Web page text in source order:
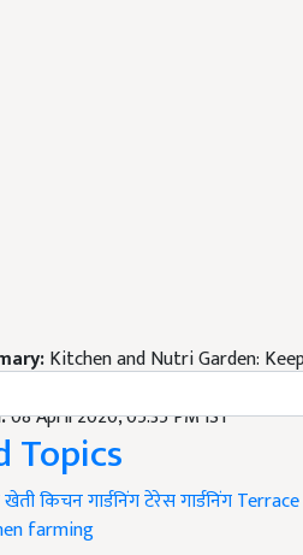
Kitchen and Nutri Garden:
safe food
08 April 2020, 05:35 PM IST
Topics
किचन गार्डनिंगटेरेस गार्डनिंग
farming